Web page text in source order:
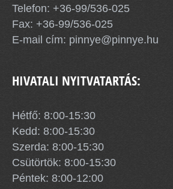
Telefon: +36-99/536-025
Fax: +36-99/536-025
E-mail cím: pinnye@pinnye.hu
HIVATALI NYITVATARTÁS:
Hétfő: 8:00-15:30
Kedd: 8:00-15:30
Szerda: 8:00-15:30
Csütörtök: 8:00-15:30
Péntek: 8:00-12:00